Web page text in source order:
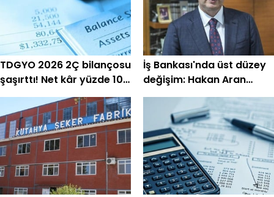
TDGYO 2026 2Ç bilançosu
şaşırttı! Net kâr yüzde 105
bin arttı
İş Bankası'nda üst düzey
değişim: Hakan Aran
görevini devrediyor